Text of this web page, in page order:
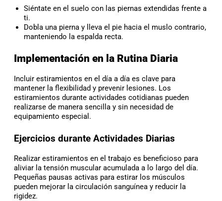
Siéntate en el suelo con las piernas extendidas frente a
ti.
Dobla una pierna y lleva el pie hacia el muslo contrario,
manteniendo la espalda recta.
Implementación en la Rutina Diaria
Incluir estiramientos en el día a día es clave para
mantener la flexibilidad y prevenir lesiones. Los
estiramientos durante actividades cotidianas pueden
realizarse de manera sencilla y sin necesidad de
equipamiento especial.
Ejercicios durante Actividades Diarias
Realizar estiramientos en el trabajo es beneficioso para
aliviar la tensión muscular acumulada a lo largo del día.
Pequeñas pausas activas para estirar los músculos
pueden mejorar la circulación sanguínea y reducir la
rigidez.